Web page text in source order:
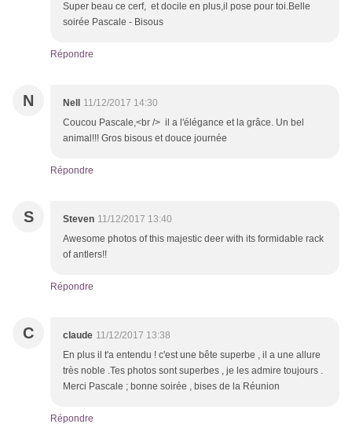
Super beau ce cerf, et docile en plus,il pose pour toi.Belle
soirée Pascale - Bisous
Répondre
N Nell
11/12/2017 14:30
Coucou Pascale,<br /> il a l'élégance et la grâce. Un bel
animal!!! Gros bisous et douce journée
Répondre
S Steven 11/12/2017 13:40
Awesome photos of this majestic deer with its formidable rack
of antlers!!
Répondre
C claude 11/12/2017 13:38
En plus il t'a entendu ! c'est une bête superbe , il a une allure
très noble .Tes photos sont superbes , je les admire toujours .
Merci Pascale ; bonne soirée , bises de la Réunion
Répondre